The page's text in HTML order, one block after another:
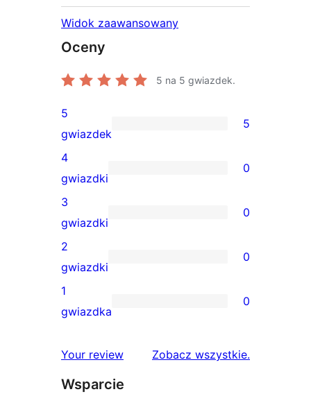
Widok zaawansowany
Oceny
5 na 5 gwiazdek.
5
recenzji
5-
gwiazdkowych
5
gwiazdek
5
0
recenzji
4-
gwiazdkowych
4
gwiazdki
0
0
recenzji
3-
gwiazdkowych
3
gwiazdki
0
0
recenzji
2-
2
gwiazdki
0
0
1-
1
gwiazdka
0
Your review Zobacz wszystkierecenzje
.
Wsparcie